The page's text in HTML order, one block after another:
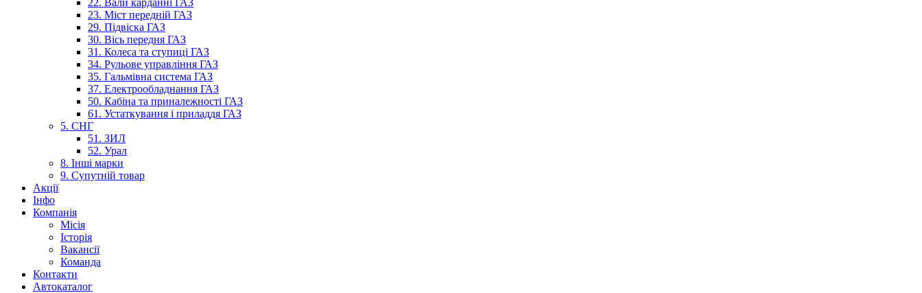
22. Вали карданні ГАЗ
23. Міст передній ГАЗ
29. Підвіска ГАЗ
30. Вісь передня ГАЗ
31. Колеса та ступиці ГАЗ
34. Рульове управління ГАЗ
35. Гальмівна система ГАЗ
37. Електрообладнання ГАЗ
50. Кабіна та приналежності ГАЗ
61. Устаткування і приладдя ГАЗ
5. СНГ
51. ЗИЛ
52. Урал
8. Інші марки
9. Супутній товар
Акції
Інфо
Компанія
Місія
Історія
Вакансії
Команда
Контакти
Автокаталог